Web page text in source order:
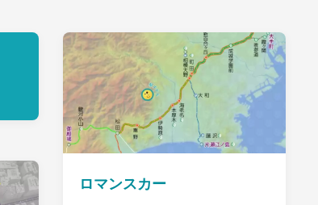
ロマンスカー